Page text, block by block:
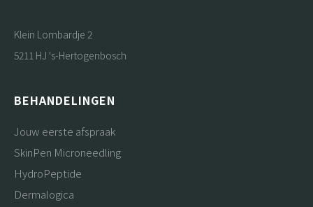
Klein Lombardje 2
5211 HJ 's-Hertogenbosch
BEHANDELINGEN
Jouw eerste afspraak
SkinPen Microneedling
HydroPeptide
Dermalogica